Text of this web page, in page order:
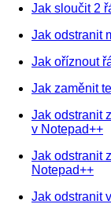
Jak sloučit 2
Jak odstranit
Jak oříznout
Jak zaměnit
Jak odstranit
v Notepad++
Jak odstranit
Notepad++
Jak odstranit